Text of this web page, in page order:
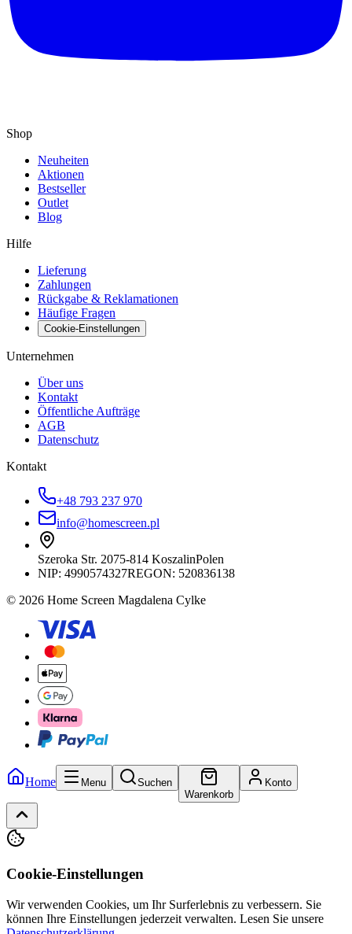
Shop
Neuheiten
Aktionen
Bestseller
Outlet
Blog
Hilfe
Lieferung
Zahlungen
Rückgabe & Reklamationen
Häufige Fragen
Cookie-Einstellungen
Unternehmen
Über uns
Kontakt
Öffentliche Aufträge
AGB
Datenschutz
Kontakt
+48 793 237 970
info@homescreen.pl
Szeroka Str. 2075-814 KoszalinPolen
NIP: 4990574327REGON: 520836138
© 2026 Home Screen Magdalena Cylke
Home Menu
Suchen
Warenkorb
Konto
Cookie-Einstellungen
Wir verwenden Cookies, um Ihr Surferlebnis zu verbessern. Sie
können Ihre Einstellungen jederzeit verwalten. Lesen Sie unsere